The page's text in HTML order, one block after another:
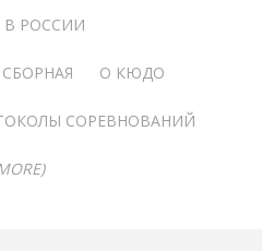
РОССИИ
О КЮДО
СОРЕВНОВАНИЙ